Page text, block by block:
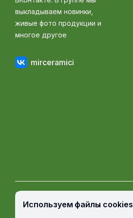
выкладываем новинки,
живые фото продукции и
многое другое
mirceramici
© Мир Керамики, 2009 — 2026
Используем файлы cookies